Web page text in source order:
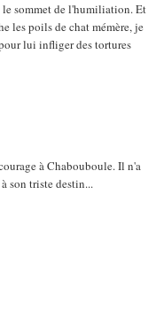
sommet de l'humiliation. Et
les poils de chat mémère, je
lui infliger des tortures
à Chabouboule. Il n'a
son triste destin...